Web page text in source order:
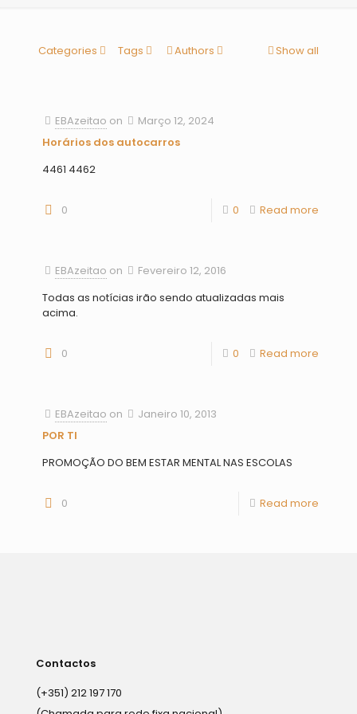
Categories Tags Authors Show all
EBAzeitao on
Março 12, 2024
Horários dos autocarros
4461 4462
0 0 Read more
EBAzeitao on
Fevereiro 12, 2016
Todas as notícias irão sendo atualizadas mais
acima.
0 0 Read more
EBAzeitao on
Janeiro 10, 2013
POR TI
PROMOÇÃO DO BEM ESTAR MENTAL NAS ESCOLAS
0 Read more
Contactos
(+351) 212 197 170